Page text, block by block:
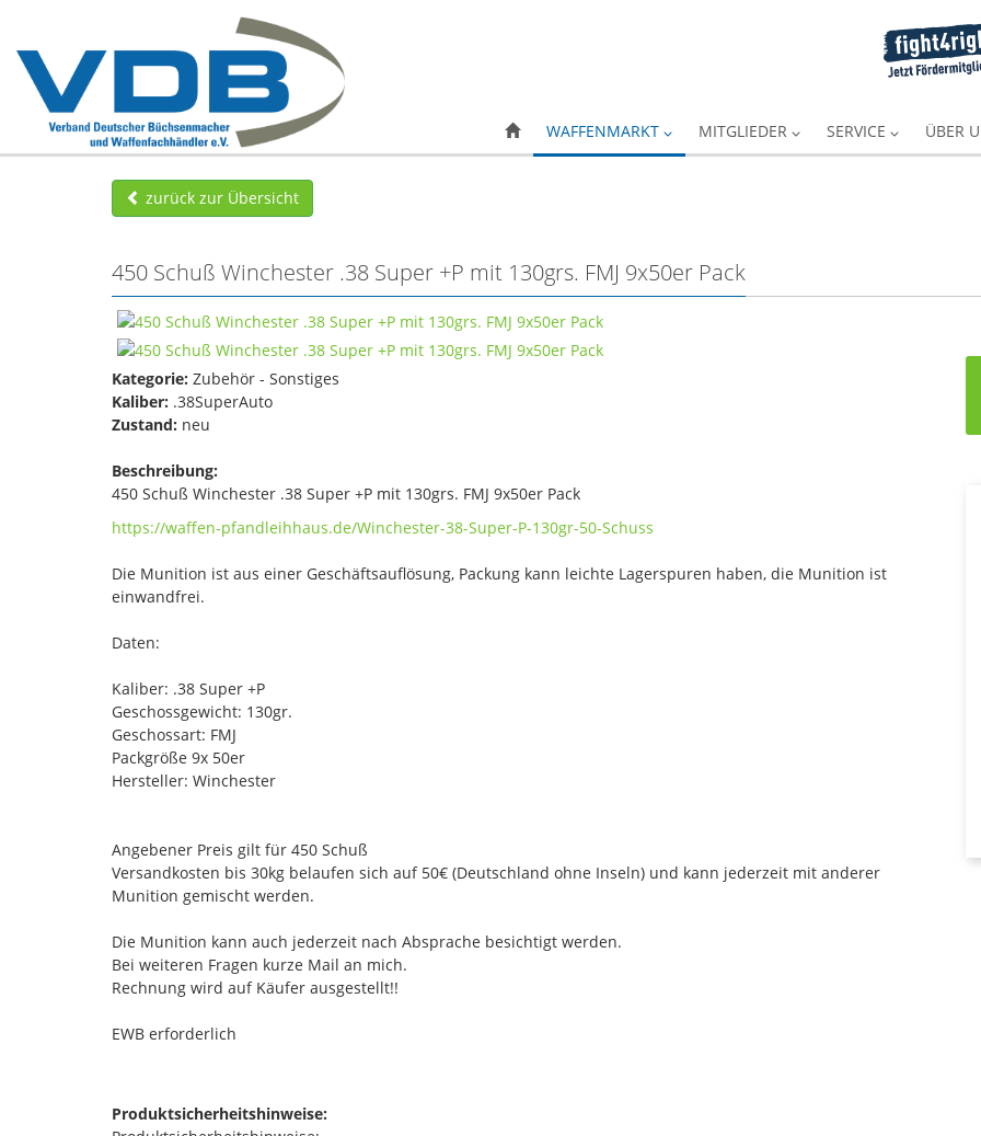
WAFFENMARKT MITGLIEDER SERVICE ÜBER
zurück zur Übersicht
450 Schuß Winchester .38 Super +P mit 130grs. FMJ 9x50er Pack
Kategorie: Zubehör - Sonstiges
Kaliber: .38SuperAuto
Zustand: neu
Beschreibung:
450 Schuß Winchester .38 Super +P mit 130grs. FMJ 9x50er Pack
https://waffen-pfandleihhaus.de/Winchester-38-Super-P-130gr-50-Schuss
Die Munition ist aus einer Geschäftsauflösung, Packung kann leichte Lagerspuren haben, die Munition ist
einwandfrei.
Daten:
Kaliber: .38 Super +P
Geschossgewicht: 130gr.
Geschossart: FMJ
Packgröße 9x 50er
Hersteller: Winchester
Angebener Preis gilt für 450 Schuß
Versandkosten bis 30kg belaufen sich auf 50€ (Deutschland ohne Inseln) und kann jederzeit mit anderer
Munition gemischt werden.
Die Munition kann auch jederzeit nach Absprache besichtigt werden.
Bei weiteren Fragen kurze Mail an mich.
Rechnung wird auf Käufer ausgestellt!!
EWB erforderlich
Produktsicherheitshinweise: